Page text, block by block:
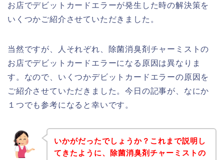
お店でデビットカードエラーが発生した時の解決策を
いくつかご紹介させていただきました。
当然ですが、人それぞれ、除菌消臭剤チャーミストの
お店でデビットカードエラーになる原因は異なりま
す。なので、いくつかデビットカードエラーの原因を
ご紹介させていただきました。今日の記事が、なにか
１つでも参考になると幸いです。
いかがだったでしょうか？これまで説明し
てきたように、除菌消臭剤チャーミストの